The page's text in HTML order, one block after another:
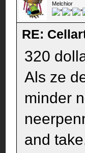
Melchior
RE:
320
Als ze
minder
and